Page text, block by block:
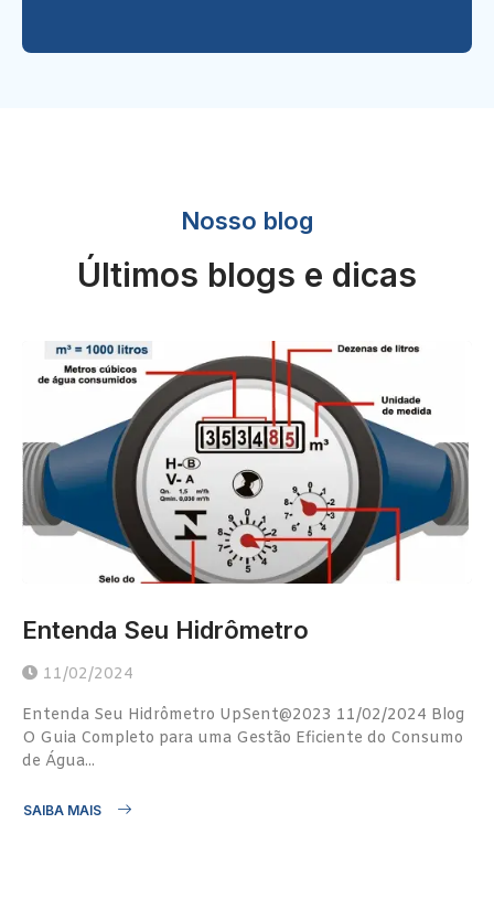
Nosso blog
Últimos blogs e dicas
Entenda Seu Hidrômetro
11/02/2024
Entenda Seu Hidrômetro UpSent@2023 11/02/2024 Blog
O Guia Completo para uma Gestão Eficiente do Consumo
de Água...
SAIBA MAIS